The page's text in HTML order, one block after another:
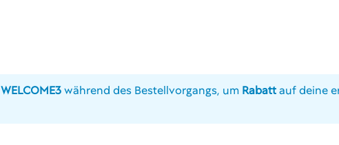
WELCOME3während des Bestellvorgangs, um Rabattauf deine